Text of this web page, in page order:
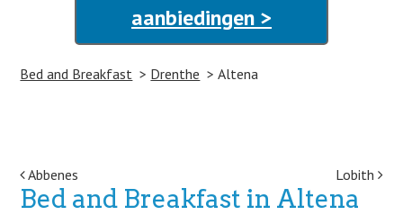
aanbiedingen >
Bed and Breakfast Drenthe Altena
Post navigation
Abbenes Lobith
Bed and Breakfast in Altena